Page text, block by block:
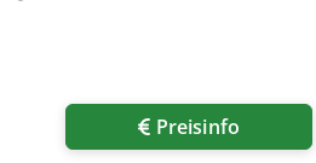
Preisinfo